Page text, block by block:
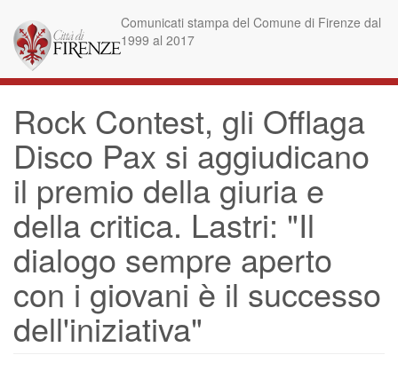
main
content
Comunicati stampa del Comune di Firenze dal
1999 al 2017
Rock Contest, gli Offlaga
Disco Pax si aggiudicano
il premio della giuria e
della critica. Lastri: "Il
dialogo sempre aperto
con i giovani è il successo
dell'iniziativa"